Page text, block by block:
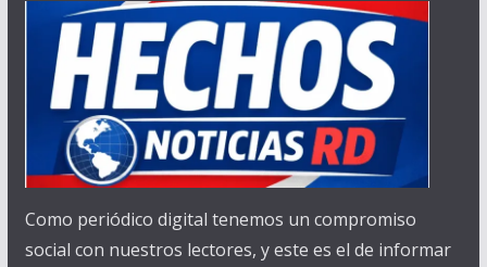
Como periódico digital tenemos un compromiso
social con nuestros lectores, y este es el de informar